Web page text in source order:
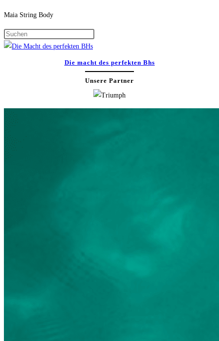
Maia String Body
close
the
search
panel.
Die macht des perfekten Bhs
Unsere Partner